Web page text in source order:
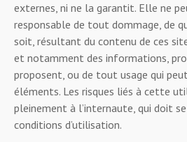
externes, ni ne la garantit. Elle ne
responsable de tout dommage, de
soit, résultant du contenu de ces
et notamment des informations,
proposent, ou de tout usage qui
éléments. Les risques liés à cette
pleinement à l’internaute, qui doit
conditions d’utilisation.